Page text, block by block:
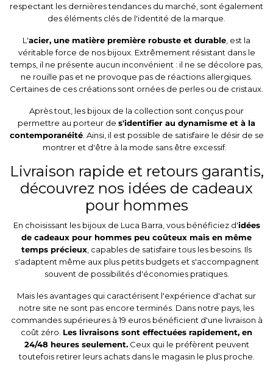
respectant les dernières tendances du marché, sont également
des éléments clés de l'identité de la marque.
L'acier, une matière première robuste et durable , est la
véritable force de nos bijoux. Extrêmement résistant dans le
temps, il ne présente aucun inconvénient : il ne se décolore pas,
ne rouille pas et ne provoque pas de réactions allergiques.
Certaines de ces créations sont ornées de perles ou de cristaux.
Après tout, les bijoux de la collection sont conçus pour
permettre au porteur de s'identifier au dynamisme et à la
contemporanéité. Ainsi, il est possible de satisfaire le désir de se
montrer et d'être à la mode sans être excessif.
Livraison rapide et retours garantis,
découvrez nos idées de cadeaux
pour hommes
En choisissant les bijoux de Luca Barra, vous bénéficiez d'idées
de cadeaux pour hommes peu coûteux mais en même
temps précieux , capables de satisfaire tous les besoins. Ils
s'adaptent même aux plus petits budgets et s'accompagnent
souvent de possibilités d'économies pratiques.
Mais les avantages qui caractérisent l'expérience d'achat sur
notre site ne sont pas encore terminés. Dans notre pays, les
commandes supérieures à 19 euros bénéficient d'une livraison à
coût zéro. Les livraisons sont effectuées rapidement, en
24/48 heures seulement.Ceux qui le préfèrent peuvent
toutefois retirer leurs achats dans le magasin le plus proche.